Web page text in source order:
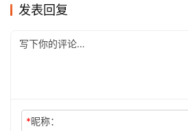
发表回复
*昵称：